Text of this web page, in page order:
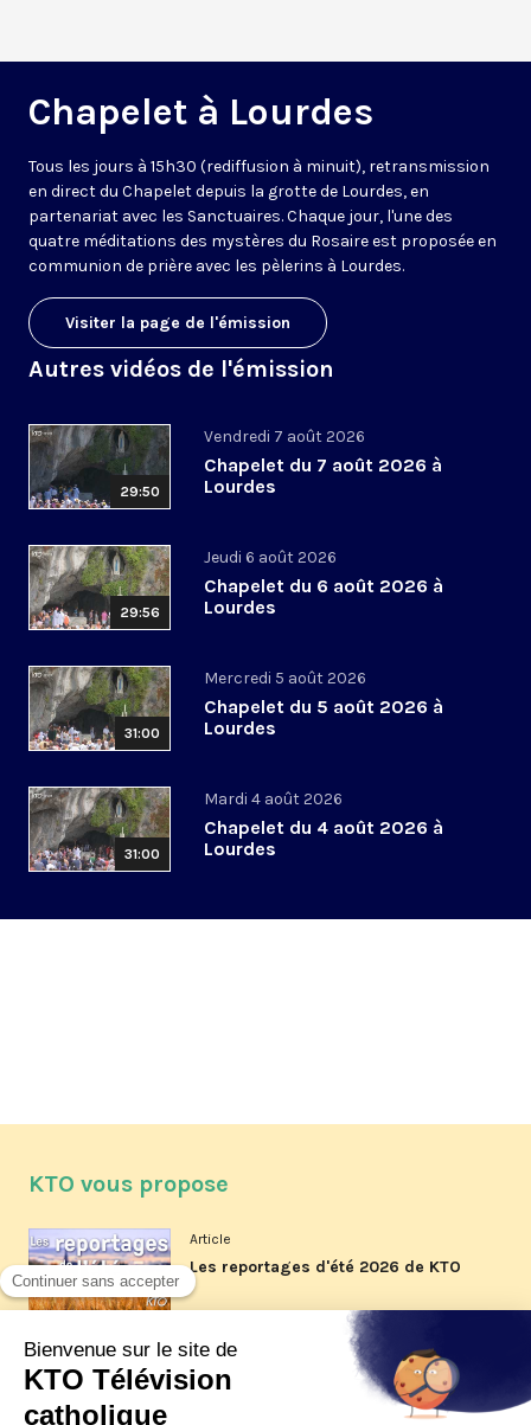
Chapelet à Lourdes
Tous les jours à 15h30 (rediffusion à minuit), retransmission
en direct du Chapelet depuis la grotte de Lourdes, en
partenariat avec les Sanctuaires. Chaque jour, l'une des
quatre méditations des mystères du Rosaire est proposée en
communion de prière avec les pèlerins à Lourdes.
Visiter la page de l'émission
Autres vidéos de l'émission
29:50
Vendredi 7 août 2026
Chapelet du 7 août 2026 à
Lourdes
29:56
Jeudi 6 août 2026
Chapelet du 6 août 2026 à
Lourdes
31:00
Mercredi 5 août 2026
Chapelet du 5 août 2026 à
Lourdes
31:00
Mardi 4 août 2026
Chapelet du 4 août 2026 à
Lourdes
KTO vous propose
Article
Les reportages d'été 2026 de KTO
Article
La visite pastorale du pape Léon
XIV à Assise à suivre sur KTO le